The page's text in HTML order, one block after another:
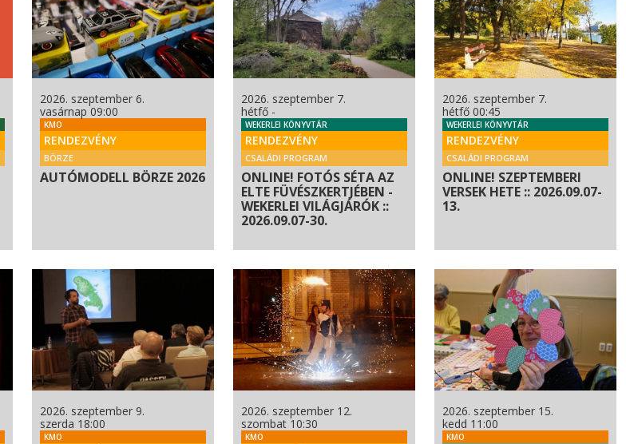
2026. szeptember 6.
vasárnap 09:00
KMO
RENDEZVÉNY
BÖRZE
AUTÓMODELL BÖRZE 2026
2026. szeptember 7.
hétfő -
WEKERLEI KÖNYVTÁR
RENDEZVÉNY
CSALÁDI PROGRAM
ONLINE! FOTÓS SÉTA AZ
ELTE FÜVÉSZKERTJÉBEN -
WEKERLEI VILÁGJÁRÓK ::
2026.09.07-30.
2026. szeptember 7.
hétfő 00:45
WEKERLEI KÖNYVTÁR
RENDEZVÉNY
CSALÁDI PROGRAM
ONLINE! SZEPTEMBERI
VERSEK HETE :: 2026.09.07-
13.
2026. szeptember 9.
szerda 18:00
KMO
2026. szeptember 12.
szombat 10:30
KMO
2026. szeptember 15.
kedd 11:00
KMO